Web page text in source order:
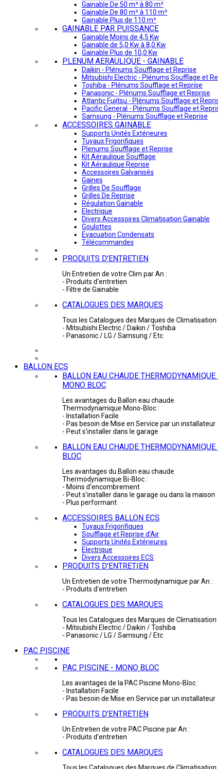
Gainable De 50 m² à 80 m²
Gainable De 80 m² à 110 m²
Gainable Plus de 110 m²
GAINABLE PAR PUISSANCE
Gainable Moins de 4,5 Kw
Gainable de 5,0 Kw à 8,0 Kw
Gainable Plus de 10,0 Kw
PLENUM AERAULIQUE - GAINABLE
Daikin - Plénums Soufflage et Reprise
Mitsubishi Electric - Plénums Soufflage et
Toshiba - Plénums Soufflage et Reprise
Panasonic - Plénums Soufflage et Reprise
Atlantic Fujitsu - Plénums Soufflage et
Pacific General - Plénums Soufflage et
Samsung - Plénums Soufflage et Reprise
ACCESSOIRES GAINABLE
Supports Unités Extérieures
Tuyaux Frigorifiques
Plenums Soufflage et Reprise
Kit Aéraulique Soufflage
Kit Aéraulique Reprise
Accessoires Galvanisés
Gaines
Grilles De Soufflage
Grilles De Reprise
Régulation Gainable
Electrique
Divers Accessoires Climatisation Gainable
Goulottes
Evacuation Condensats
Télécommandes
PRODUITS D'ENTRETIEN
Un Entretien de votre Clim par An :
- Produits d'entretien
- Filtre de Gainable
CATALOGUES DES MARQUES
Tous les Catalogues des Marques de Climatisation
- Mitsubishi Electric / Daikin / Toshiba
- Panasonic / LG / Samsung / Etc
BALLON ECS
BALLON EAU CHAUDE THERMODYNAMIQUE
MONO BLOC
Les avantages du Ballon eau chaude
Thermodynamique Mono-Bloc :
- Installation Facile
- Pas besoin de Mise en Service par un installateur
- Peut s'installer dans le garage
BALLON EAU CHAUDE
BLOC
Les avantages du Ballon eau chaude
Thermodynamique Bi-Bloc :
- Moins d'encombrement
- Peut s'installer dans le garage ou dans la maison
- Plus performant
ACCESSOIRES BALLON ECS
Tuyaux Frigorifiques
Soufflage et Reprise d'Air
Supports Unités Extérieures
Electrique
Divers Accessoires ECS
PRODUITS D'ENTRETIEN
Un Entretien de votre Thermodynamique par An :
- Produits d'entretien
CATALOGUES DES MARQUES
Tous les Catalogues des Marques de Climatisation
- Mitsubishi Electric / Daikin / Toshiba
- Panasonic / LG / Samsung / Etc
PAC PISCINE
PAC PISCINE - MONO BLOC
Les avantages de la PAC Piscine Mono-Bloc :
- Installation Facile
- Pas besoin de Mise en Service par un installateur
PRODUITS D'ENTRETIEN
Un Entretien de votre PAC Piscine par An :
- Produits d'entretien
CATALOGUES DES MARQUES